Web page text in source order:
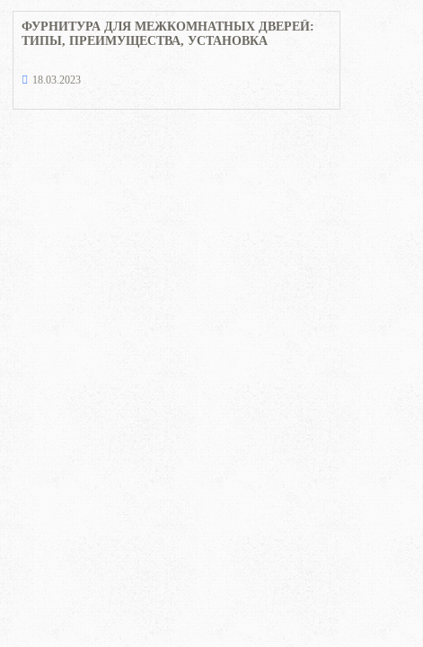
ФУРНИТУРА ДЛЯ МЕЖКОМНАТНЫХ ДВЕРЕЙ:
ТИПЫ, ПРЕИМУЩЕСТВА, УСТАНОВКА
18.03.2023